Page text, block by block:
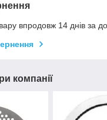
впродовж 14 днів за
компанії